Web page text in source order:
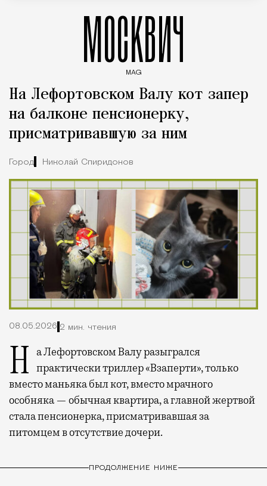
МОСКВИЧ
MAG
На Лефортовском Валу кот запер
на балконе пенсионерку,
присматривавшую за ним
Город Николай Спиридонов
08.05.2026 2 мин. чтения
На Лефортовском Валу разыгрался практически триллер «Взаперти», только
вместо маньяка был кот, вместо мрачного
особняка — обычная квартира, а главной жертвой
стала пенсионерка, присматривавшая за
питомцем в отсутствие дочери.
ПРОДОЛЖЕНИЕ НИЖЕ